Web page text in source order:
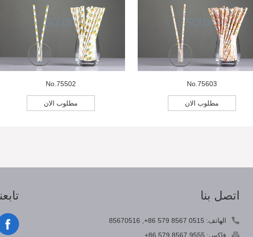
No.75603
مطلوب الان
No.75502
مطلوب الان
اتصل بنا
الهاتف: +86 579 8567 0515
,
85670516
فاكس: +86 579 8567 9555